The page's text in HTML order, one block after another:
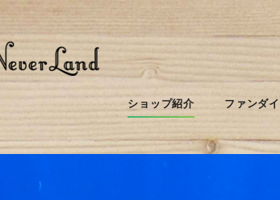
ショップ紹介 ファンダ